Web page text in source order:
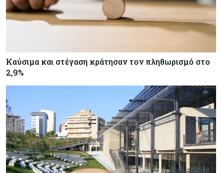
Ντίμον: Προειδοποιεί για υψηλή μόχλευση στις
αγορές
Tech 06-08-2026
«Σεισμός» στη Google: Φεύγει ο αρχιτέκτονας
DeepMind και βουτιά της μετοχής
Εμπορεύματα 06-08-2026
Χρυσός: Ξεπέρασε τα $4.300 με ώθηση από την
πρόοδο για τα Στενά του Ορμούζ
Εμπορεύματα 06-08-2026
Καύσιμα και στέγαση κράτησαν τον πληθωρισμό στο
2,9%